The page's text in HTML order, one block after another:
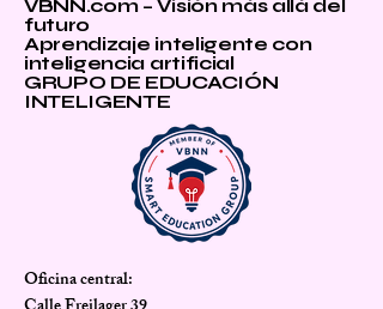
VBNN.com – Visión más allá del
futuro
Aprendizaje inteligente con
inteligencia artificial
GRUPO DE EDUCACIÓN
INTELIGENTE
Oficina central: